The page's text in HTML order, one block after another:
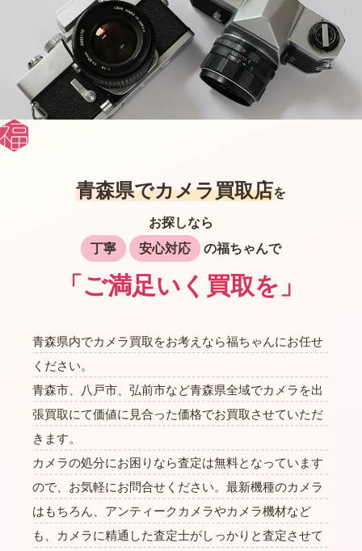
青森県でカメラ買取店を
お探しなら
丁寧
安心対応 の福ちゃんで
「ご満足いく買取を」
青森県内でカメラ買取をお考えなら福ちゃんにお任せ
ください。
青森市、八戸市、弘前市など青森県全域でカメラを出
張買取にて価値に見合った価格でお買取させていただ
きます。
カメラの処分にお困りなら査定は無料となっています
ので、お気軽にお問合せください。最新機種のカメラ
はもちろん、アンティークカメラやカメラ機材など
も、カメラに精通した査定士がしっかりと査定させて